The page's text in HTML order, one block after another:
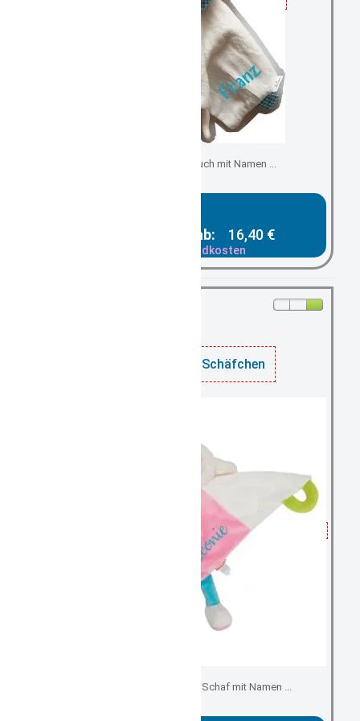
Schmuse-, Kuscheltuch mit Namen ...
Gesamtpreis ab: 16,40 €
zzgl. Versandkosten
Schmusetuch Schäfchen
Schmuse-, Kuscheltuch Schaf mit Namen ...